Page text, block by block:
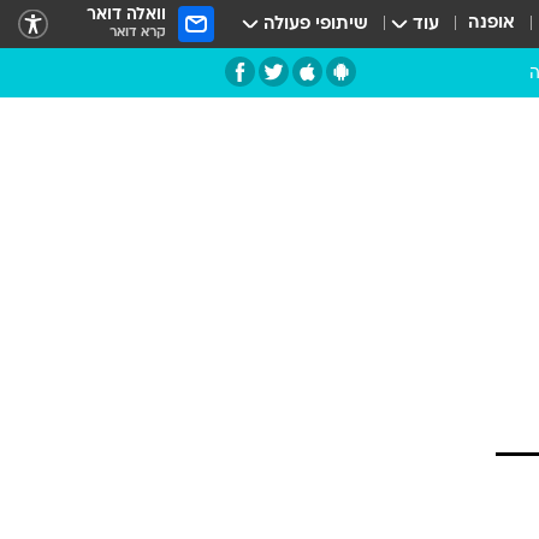
אופנה עוד שיתופי פעולה וואלה דואר
קרא דואר